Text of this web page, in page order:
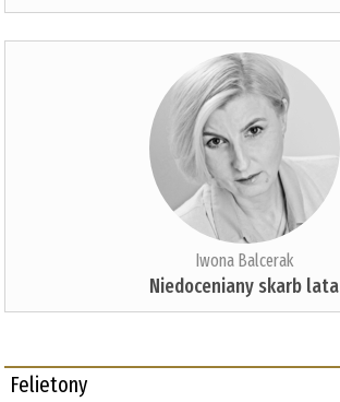
Iwona Balcerak
Niedoceniany skarb lata
Felietony